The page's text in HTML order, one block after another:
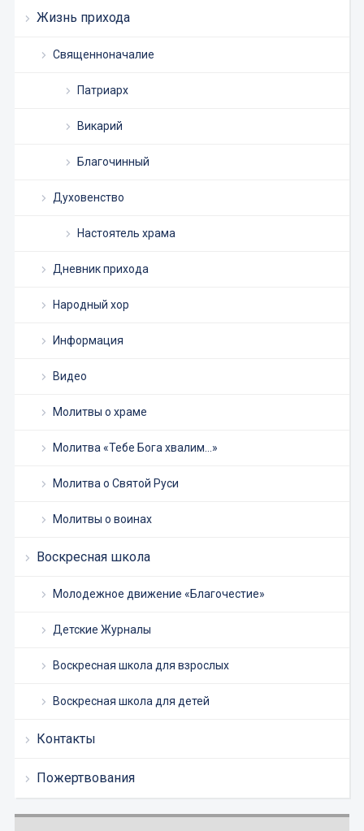
Жизнь прихода
Священноначалие
Патриарх
Викарий
Благочинный
Духовенство
Настоятель храма
Дневник прихода
Народный хор
Информация
Видео
Молитвы о храме
Молитва «Тебе Бога хвалим…»
Молитва о Святой Руси
Молитвы о воинах
Воскресная школа
Молодежное движение «Благочестие»
Детские Журналы
Воскресная школа для взрослых
Воскресная школа для детей
Контакты
Пожертвования